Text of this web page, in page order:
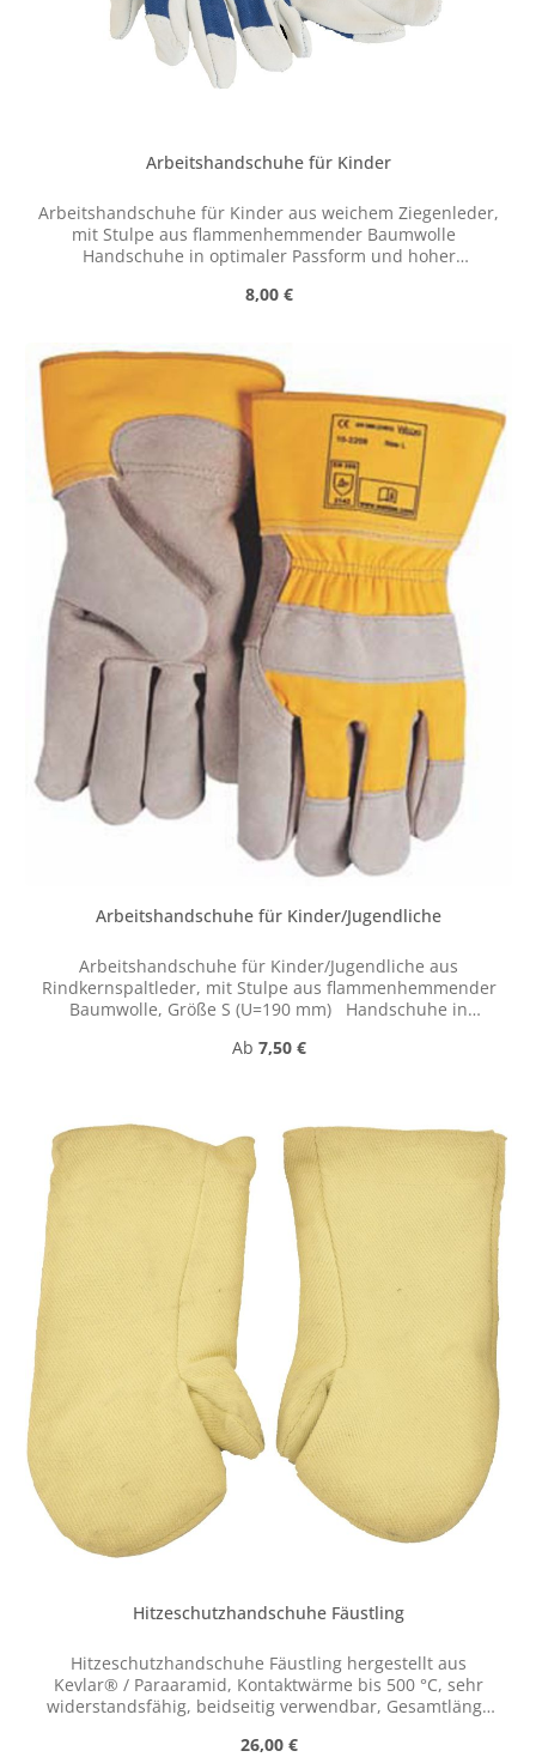
Arbeitshandschuhe für Kinder
Arbeitshandschuhe für Kinder aus weichem Ziegenleder,
mit Stulpe aus flammenhemmender Baumwolle
Handschuhe in optimaler Passform und hoher
wir keinen Einfluss auf die Farbe des Leders - wir
Regulärer Preis:
8,00 €
Arbeitshandschuhe für Kinder/Jugendliche
Arbeitshandschuhe für Kinder/Jugendliche aus
Rindkernspaltleder, mit Stulpe aus flammenhemmender
Baumwolle, Größe S (U=190 mm) Handschuhe in
Kinder und Jugendliche. Falls Sie Ihre ganze Schulklasse
müssen uns daher Farbabweichungen sowie
Farbänderungen vorbehalten.
Regulärer Preis:
Ab 7,50 €
Hitzeschutzhandschuhe Fäustling
Hitzeschutzhandschuhe Fäustling hergestellt aus
Kevlar® / Paraaramid, Kontaktwärme bis 500 °C, sehr
widerstandsfähig, beidseitig verwendbar, Gesamtlänge
Regulärer Preis:
26,00 €